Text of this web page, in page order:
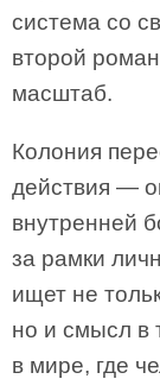
система со
второй
масштаб.
Колония
действия —
внутренней
за рамки
ищет не
но и смысл в
в мире, где